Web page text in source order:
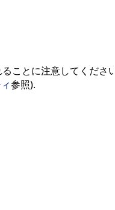
ことに注意してくださ
参照).